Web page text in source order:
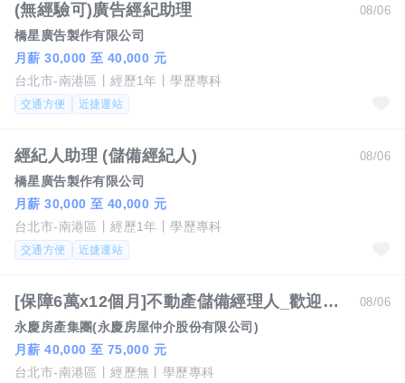
08/06
(無經驗可)廣告經紀助理
橋星廣告製作有限公司
月薪 30,000 至 40,000 元
台北市-南港區
經歷1年 學歷專科
交通方便 近捷運站
08/06
經紀人助理 (儲備經紀人)
橋星廣告製作有限公司
月薪 30,000 至 40,000 元
台北市-南港區
經歷1年 學歷專科
交通方便 近捷運站
08/06
[保障6萬x12個月]不動產儲備經理人_歡迎服務業轉職(南港區) c1
永慶房產集團(永慶房屋仲介股份有限公司)
月薪 40,000 至 75,000 元
台北市-南港區
經歷無 學歷專科